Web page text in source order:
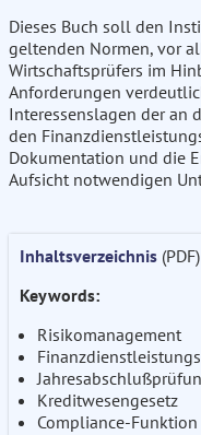
Dieses Buch soll den
geltenden Normen, vor
Wirtschaftsprüfers im
Anforderungen
Interessenslagen der an
den
Dokumentation und die
Aufsicht notwendigen
Inhaltsverzeichnis (PDF)
Keywords:
Risikomanagement
Kreditwesengesetz
Compliance-Funktion